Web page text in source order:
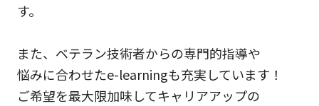
す。
また、ベテラン技術者からの専門的指導や
悩みに合わせたe-learningも充実しています！
ご希望を最大限加味してキャリアアップの